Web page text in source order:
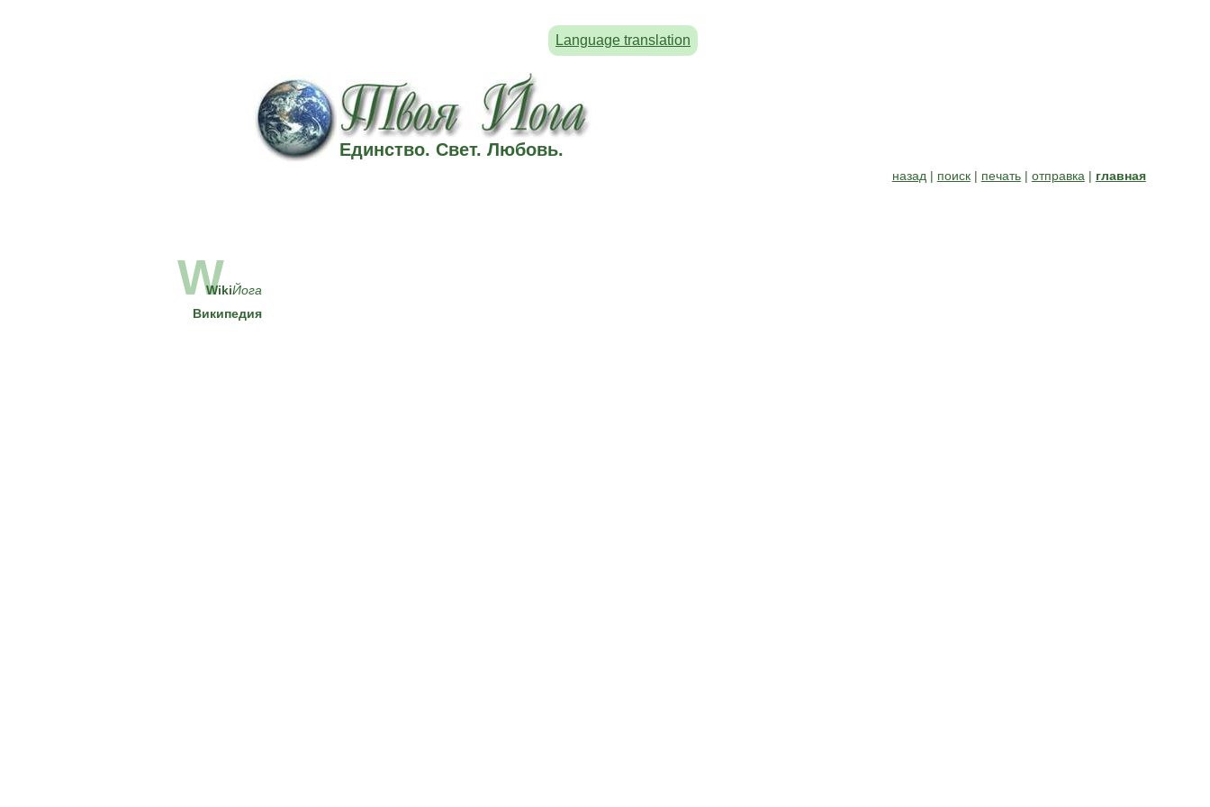
Language translation
Единство. Свет. Любовь.
назад | поиск| печать| отправка | главная
W
WikiЙога
Википедия